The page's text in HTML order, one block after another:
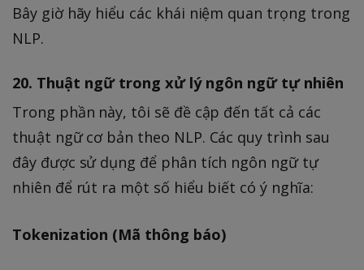
Bây giờ hãy hiểu các khái niệm quan trọng trong
NLP.
20. Thuật ngữ trong xử lý ngôn ngữ tự nhiên
Trong phần này, tôi sẽ đề cập đến tất cả các
thuật ngữ cơ bản theo NLP. Các quy trình sau
đây được sử dụng để phân tích ngôn ngữ tự
nhiên để rút ra một số hiểu biết có ý nghĩa:
Tokenization (Mã thông báo)